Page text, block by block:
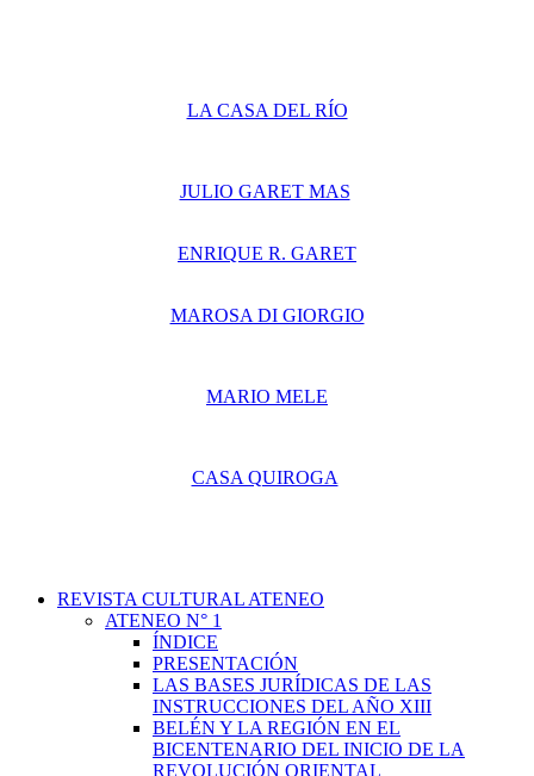
LA CASA DEL RÍO
JULIO GARET MAS
ENRIQUE R. GARET
MAROSA DI GIORGIO
MARIO MELE
CASA QUIROGA
REVISTA CULTURAL ATENEO
ATENEO N° 1
ÍNDICE
PRESENTACIÓN
LAS BASES JURÍDICAS DE LAS
INSTRUCCIONES DEL AÑO XIII
BELÉN Y LA REGIÓN EN EL
BICENTENARIO DEL INICIO DE LA
REVOLUCIÓN ORIENTAL